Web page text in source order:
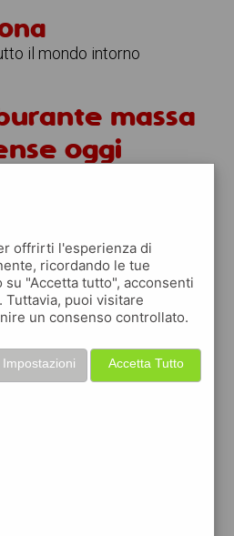
il mondo intorno
massa
oggi
esso total
shell erg
offrirti l'esperienza di
ricordando le tue
"Accetta tutto", acconsenti
puoi visitare
un consenso controllato.
Accetta Tutto
Impostazioni